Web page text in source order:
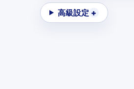
高級設定